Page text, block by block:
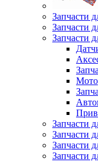
Запчасти
Запчасти
Запчасти
Запчасти
Запчасти
Запчасти
Запчасти